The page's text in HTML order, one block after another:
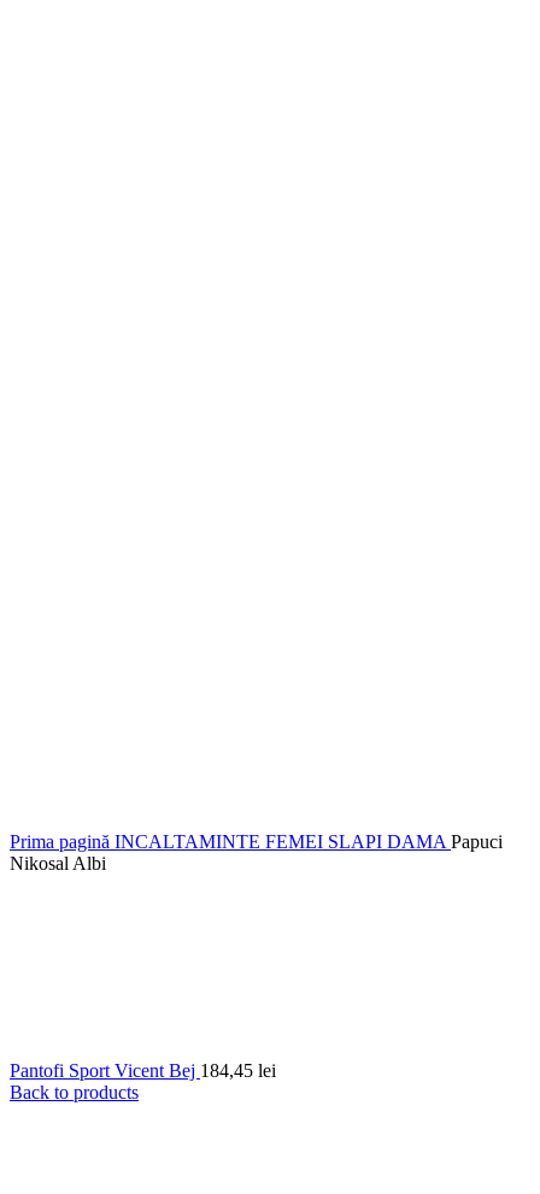
Prima pagină INCALTAMINTE FEMEI SLAPI DAMAPapuci
Nikosal Albi
Pantofi Sport Vicent Bej 184,45 lei
Back to products